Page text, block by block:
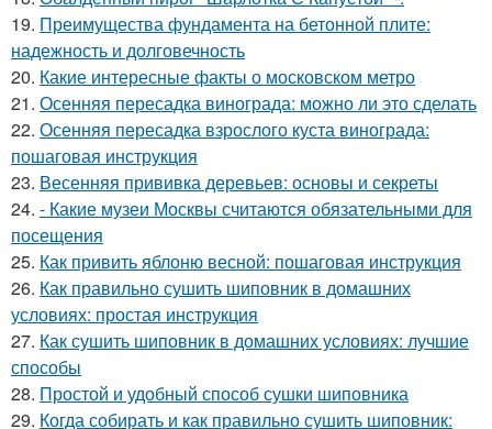
19. Преимущества фундамента на бетонной плите:
надежность и долговечность
20. Какие интересные факты о московском метро
21. Осенняя пересадка винограда: можно ли это сделать
22. Осенняя пересадка взрослого куста винограда:
пошаговая инструкция
23. Весенняя прививка деревьев: основы и секреты
24. - Какие музеи Москвы считаются обязательными для
посещения
25. Как привить яблоню весной: пошаговая инструкция
26. Как правильно сушить шиповник в домашних
условиях: простая инструкция
27. Как сушить шиповник в домашних условиях: лучшие
способы
28. Простой и удобный способ сушки шиповника
29. Когда собирать и как правильно сушить шиповник: